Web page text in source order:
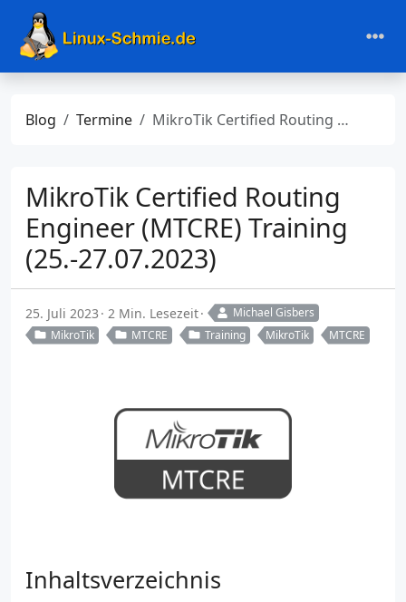
Blog Termine MikroTik Certified Routing Engineer (MTCRE) Training (25.-27.07.2023)
MikroTik Certified Routing
Engineer (MTCRE) Training
(25.-27.07.2023)
25. Juli 2023 2 Min. Lesezeit
Michael Gisbers
MikroTik
MTCRE Training MikroTik MTCRE
Inhaltsverzeichnis